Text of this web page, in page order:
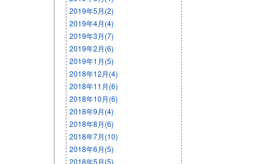
2019年5月(2)
2019年4月(4)
2019年3月(7)
2019年2月(6)
2019年1月(5)
2018年12月(4)
2018年11月(6)
2018年10月(6)
2018年9月(4)
2018年8月(6)
2018年7月(10)
2018年6月(5)
2018年5月(5)